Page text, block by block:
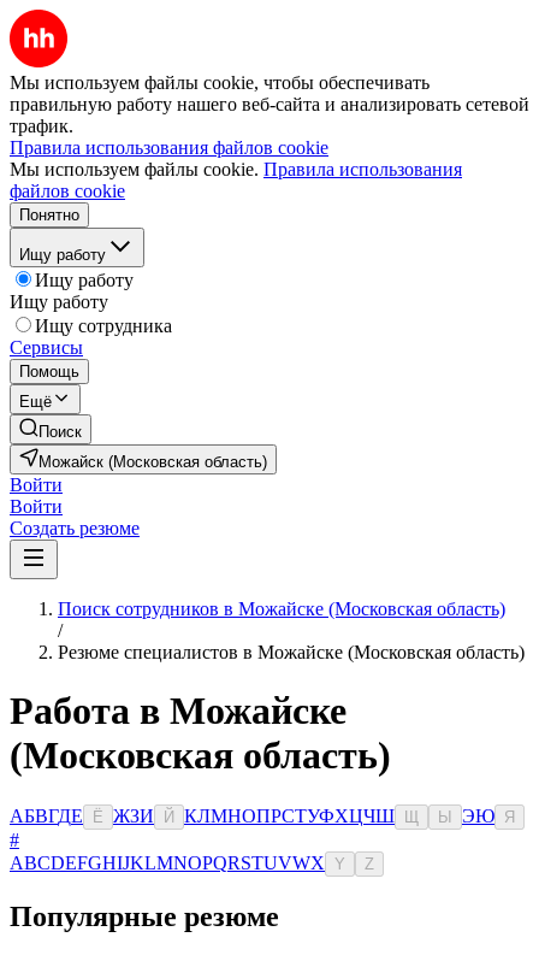
Мы используем файлы cookie, чтобы обеспечивать
правильную работу нашего веб-сайта и анализировать сетевой
трафик.
Правила использования файлов cookie
Мы используем файлы cookie. Правила использования
файлов cookie
Понятно
Ищу работу
Ищу работу
Ищу работу
Ищу сотрудника
Сервисы
Помощь
Ещё
Поиск
Можайск (Московская область)
Войти
Войти
Создать резюме
Поиск сотрудников в Можайске (Московская область)
/
Резюме специалистов в Можайске (Московская область)
Работа в Можайске
(Московская область)
АБВГДЕ Ё ЖЗИ Й КЛМНОПРСТУФХЦЧШ Ы ЭЮ Я
#
ABCDEFGHIJKLMNOPQRSTUVWX Y Z
Популярные резюме